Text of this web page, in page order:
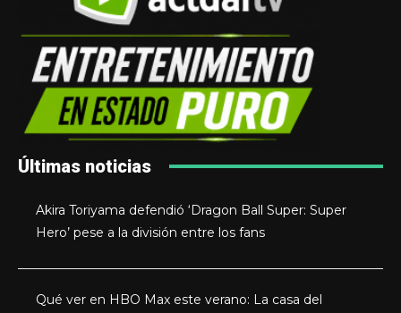
Últimas noticias
Akira Toriyama defendió ‘Dragon Ball Super: Super
Hero’ pese a la división entre los fans
Qué ver en HBO Max este verano: La casa del